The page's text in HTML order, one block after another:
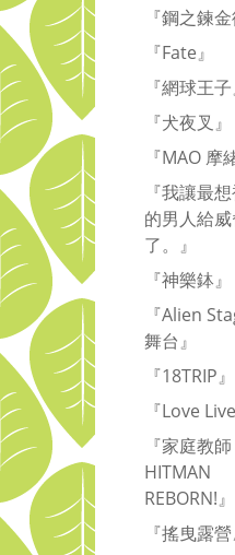
『鋼之鍊金
『Fate』
『網球王子
『犬夜叉』
『MAO 摩
『我讓最
的男人給
了。』
『神樂鉢』
『Alien
舞台』
『18TRIP』
『Love
『家庭教師
HITMAN
REBORN!』
『搖曳露